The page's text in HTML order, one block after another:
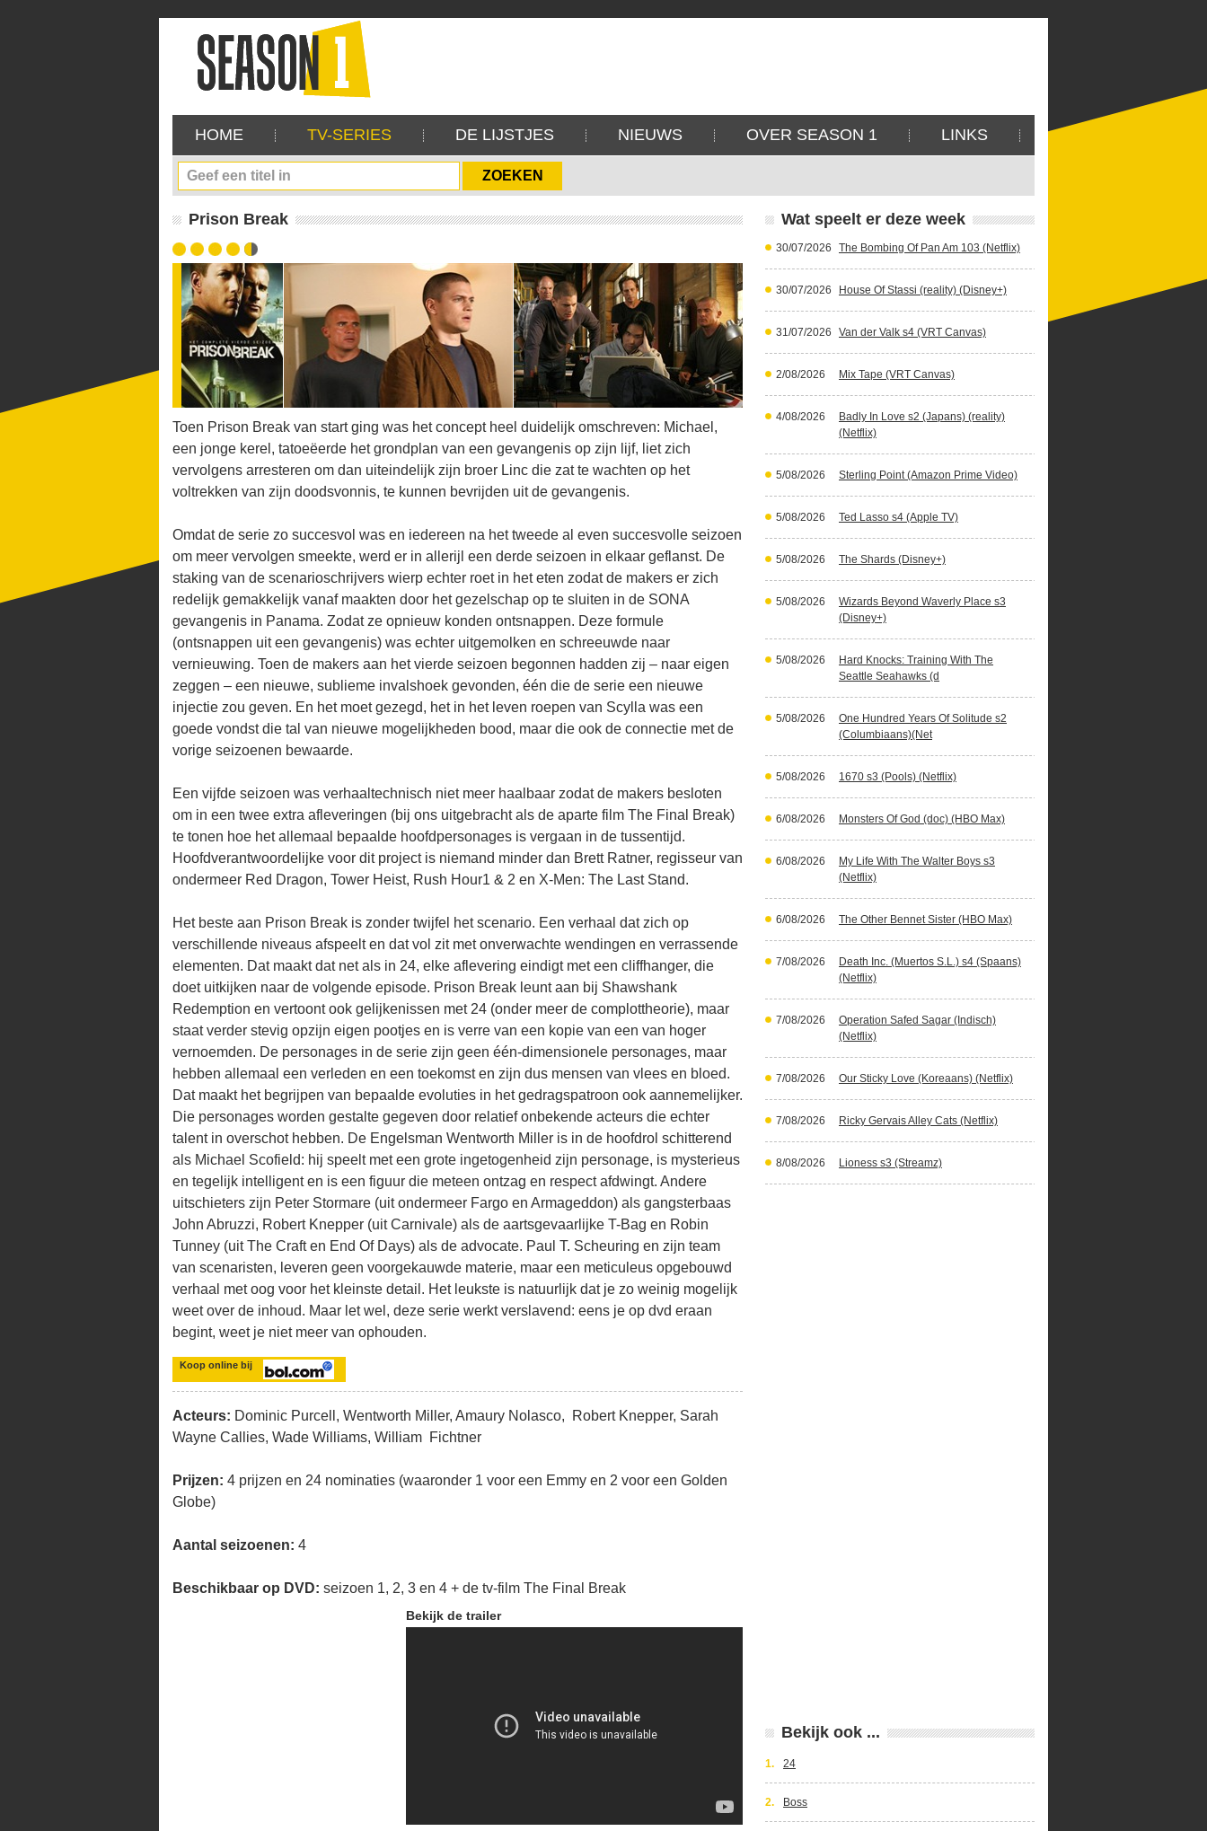
HOME TV-SERIES DE LIJSTJES NIEUWS OVER SEASON 1 LINKS
Prison Break
Toen Prison Break van start ging was het concept heel duidelijk omschreven: Michael,
een jonge kerel, tatoeëerde het grondplan van een gevangenis op zijn lijf, liet zich
vervolgens arresteren om dan uiteindelijk zijn broer Linc die zat te wachten op het
voltrekken van zijn doodsvonnis, te kunnen bevrijden uit de gevangenis.
Omdat de serie zo succesvol was en iedereen na het tweede al even succesvolle seizoen
om meer vervolgen smeekte, werd er in allerijl een derde seizoen in elkaar geflanst. De
staking van de scenarioschrijvers wierp echter roet in het eten zodat de makers er zich
redelijk gemakkelijk vanaf maakten door het gezelschap op te sluiten in de SONA
gevangenis in Panama. Zodat ze opnieuw konden ontsnappen. Deze formule
(ontsnappen uit een gevangenis) was echter uitgemolken en schreeuwde naar
vernieuwing. Toen de makers aan het vierde seizoen begonnen hadden zij – naar eigen
zeggen – een nieuwe, sublieme invalshoek gevonden, één die de serie een nieuwe
injectie zou geven. En het moet gezegd, het in het leven roepen van Scylla was een
goede vondst die tal van nieuwe mogelijkheden bood, maar die ook de connectie met de
vorige seizoenen bewaarde.
Een vijfde seizoen was verhaaltechnisch niet meer haalbaar zodat de makers besloten
om in een twee extra afleveringen (bij ons uitgebracht als de aparte film The Final Break)
te tonen hoe het allemaal bepaalde hoofdpersonages is vergaan in de tussentijd.
Hoofdverantwoordelijke voor dit project is niemand minder dan Brett Ratner, regisseur van
ondermeer Red Dragon, Tower Heist, Rush Hour1 & 2 en X-Men: The Last Stand.
Het beste aan Prison Break is zonder twijfel het scenario. Een verhaal dat zich op
verschillende niveaus afspeelt en dat vol zit met onverwachte wendingen en verrassende
elementen. Dat maakt dat net als in 24, elke aflevering eindigt met een cliffhanger, die
doet uitkijken naar de volgende episode. Prison Break leunt aan bij Shawshank
Redemption en vertoont ook gelijkenissen met 24 (onder meer de complottheorie), maar
staat verder stevig opzijn eigen pootjes en is verre van een kopie van een van hoger
vernoemden. De personages in de serie zijn geen één-dimensionele personages, maar
hebben allemaal een verleden en een toekomst en zijn dus mensen van vlees en bloed.
Dat maakt het begrijpen van bepaalde evoluties in het gedragspatroon ook aannemelijker.
Die personages worden gestalte gegeven door relatief onbekende acteurs die echter
talent in overschot hebben. De Engelsman Wentworth Miller is in de hoofdrol schitterend
als Michael Scofield: hij speelt met een grote ingetogenheid zijn personage, is mysterieus
en tegelijk intelligent en is een figuur die meteen ontzag en respect afdwingt. Andere
uitschieters zijn Peter Stormare (uit ondermeer Fargo en Armageddon) als gangsterbaas
John Abruzzi, Robert Knepper (uit Carnivale) als de aartsgevaarlijke T-Bag en Robin
Tunney (uit The Craft en End Of Days) als de advocate. Paul T. Scheuring en zijn team
van scenaristen, leveren geen voorgekauwde materie, maar een meticuleus opgebouwd
verhaal met oog voor het kleinste detail. Het leukste is natuurlijk dat je zo weinig mogelijk
weet over de inhoud. Maar let wel, deze serie werkt verslavend: eens je op dvd eraan
begint, weet je niet meer van ophouden.
Koop online bij
Acteurs: Dominic Purcell, Wentworth Miller, Amaury Nolasco, Robert Knepper, Sarah
Wayne Callies, Wade Williams, William Fichtner
Prijzen: 4 prijzen en 24 nominaties (waaronder 1 voor een Emmy en 2 voor een Golden
Globe)
Aantal seizoenen: 4
Beschikbaar op DVD: seizoen 1, 2, 3 en 4 + de tv-film The Final Break
Bekijk de trailer
Wat speelt er deze week
30/07/2026 The Bombing Of Pan Am 103 (Netflix)
30/07/2026 House Of Stassi (reality) (Disney+)
31/07/2026 Van der Valk s4 (VRT Canvas)
2/08/2026 Mix Tape (VRT Canvas)
4/08/2026
Badly In Love s2 (Japans) (reality)
(Netflix)
5/08/2026 Sterling Point (Amazon Prime Video)
5/08/2026 Ted Lasso s4 (Apple TV)
5/08/2026 The Shards (Disney+)
5/08/2026
Wizards Beyond Waverly Place s3
(Disney+)
5/08/2026
Hard Knocks: Training With The
Seattle Seahawks (d
5/08/2026
One Hundred Years Of Solitude s2
(Columbiaans)(Net
5/08/2026 1670 s3 (Pools) (Netflix)
6/08/2026 Monsters Of God (doc) (HBO Max)
6/08/2026
My Life With The Walter Boys s3
(Netflix)
6/08/2026 The Other Bennet Sister (HBO Max)
7/08/2026
Death Inc. (Muertos S.L.) s4 (Spaans)
(Netflix)
7/08/2026
Operation Safed Sagar (Indisch)
(Netflix)
7/08/2026 Our Sticky Love (Koreaans) (Netflix)
7/08/2026 Ricky Gervais Alley Cats (Netflix)
8/08/2026 Lioness s3 (Streamz)
Bekijk ook ...
1. 24
2. Boss